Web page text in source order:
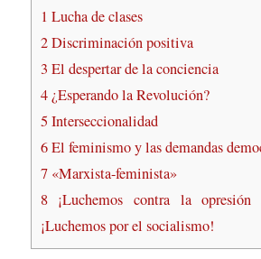
1 Lucha de clases
2Discriminación positiva
3 El despertar de la conciencia
4¿Esperando la Revolución?
5 Interseccionalidad
6El feminismo y las demandas
7«Marxista-feminista»
8¡Luchemos contra la opresión
¡Luchemos por el socialismo!